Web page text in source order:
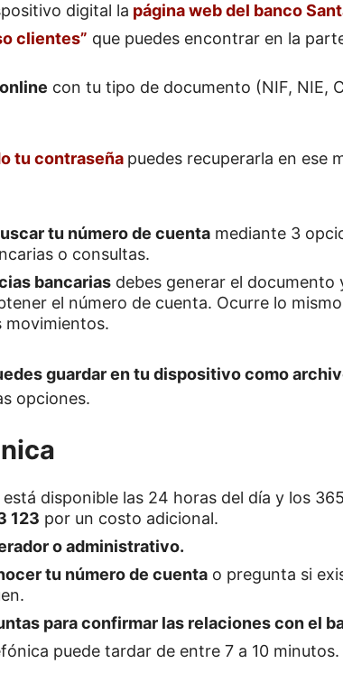
digital la página web del banco
clientes” que puedes encontrar en la
con tu tipo de documento (NIF, NIE,
tu contraseña puedes recuperarla en ese
tu número de cuentamediante 3
o consultas.
bancariasdebes generar el documento
el número de cuenta. Ocurre lo
movimientos.
guardar en tu dispositivo como
opciones.
disponible las 24 horas del día y los
123 por un costo adicional.
o administrativo.
tu número de cuentao pregunta si
para confirmar las relaciones con el
puede tardar de entre 7 a 10 minutos.